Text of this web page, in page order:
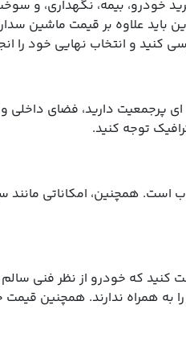
خودرو، بیمه، نگهداری، و
علاوه بر قیمت ماشین
پرجمعیت دارید، فضای داخلی
توجه کنید.
همچنین، امکاناتی مانند
کنید که خودرو از نظر فنی
به همراه ندارند. همچنین